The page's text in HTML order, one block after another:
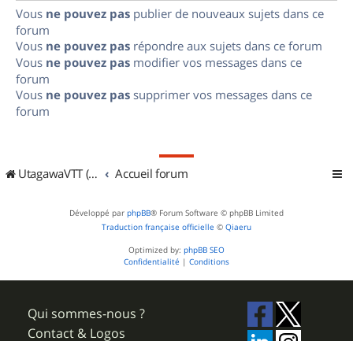
Vous ne pouvez pas publier de nouveaux sujets dans ce
forum
Vous ne pouvez pas répondre aux sujets dans ce forum
Vous ne pouvez pas modifier vos messages dans ce
forum
Vous ne pouvez pas supprimer vos messages dans ce
forum
UtagawaVTT (Randos VTT et VTTAE avec traces GPS) Accueil forum
Développé par phpBB® Forum Software © phpBB Limited
Traduction française officielle © Qiaeru
Optimized by: phpBB SEO
Confidentialité | Conditions
Qui sommes-nous ?
Contact & Logos